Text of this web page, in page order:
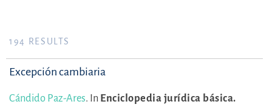
194 RESULTS
Excepción cambiaria
Cándido Paz-Ares. In Enciclopedia jurídica básica.